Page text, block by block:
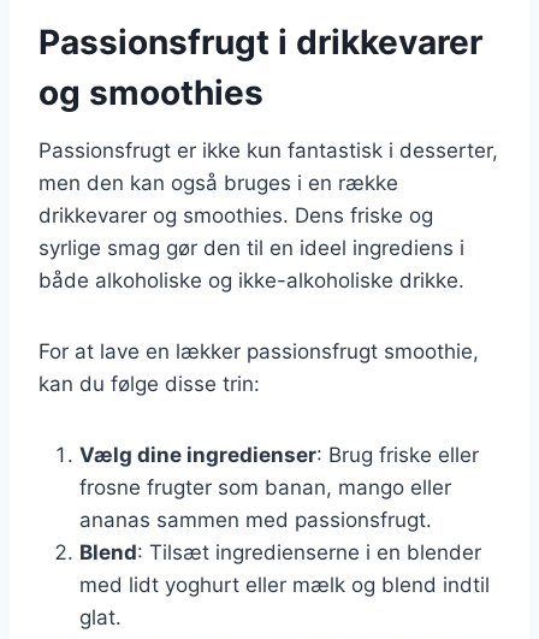
Passionsfrugt i drikkevarer
og smoothies
Passionsfrugt er ikke kun fantastisk i desserter,
men den kan også bruges i en række
drikkevarer og smoothies. Dens friske og
syrlige smag gør den til en ideel ingrediens i
både alkoholiske og ikke-alkoholiske drikke.
For at lave en lækker passionsfrugt smoothie,
kan du følge disse trin:
Vælg dine ingredienser: Brug friske eller
frosne frugter som banan, mango eller
ananas sammen med passionsfrugt.
Blend: Tilsæt ingredienserne i en blender
med lidt yoghurt eller mælk og blend indtil
glat.